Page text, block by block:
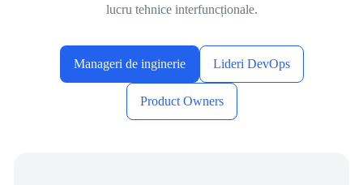
lucru tehnice interfuncționale.
Manageri de inginerie Lideri DevOps
Product Owners